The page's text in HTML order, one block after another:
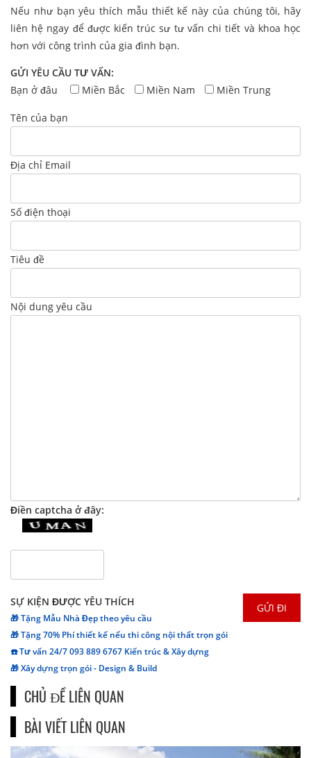
Nếu như bạn yêu thích mẫu thiết kế này của chúng tôi, hãy
liên hệ ngay để được kiến trúc sư tư vấn chi tiết và khoa học
hơn với công trình của gia đình bạn.
GỬI YÊU CẦU TƯ VẤN:
Bạn ở đâu
Miền Bắc Miền Nam Miền Trung
Tên của bạn
Địa chỉ Email
Số điện thoại
Tiêu đề
Nội dung yêu cầu
Điền captcha ở đây:
SỰ KIỆN ĐƯỢC YÊU THÍCH
🎁 Tặng Mẫu Nhà Đẹp theo yêu cầu
🎁 Tặng 70% Phí thiết kế nếu thi công nội thất trọn gói
☎️ Tư vấn 24/7 093 889 6767 Kiến trúc & Xây dựng
🎁 Xây dựng trọn gói - Design & Build
CHỦ ĐỀ LIÊN QUAN
BÀI VIẾT LIÊN QUAN